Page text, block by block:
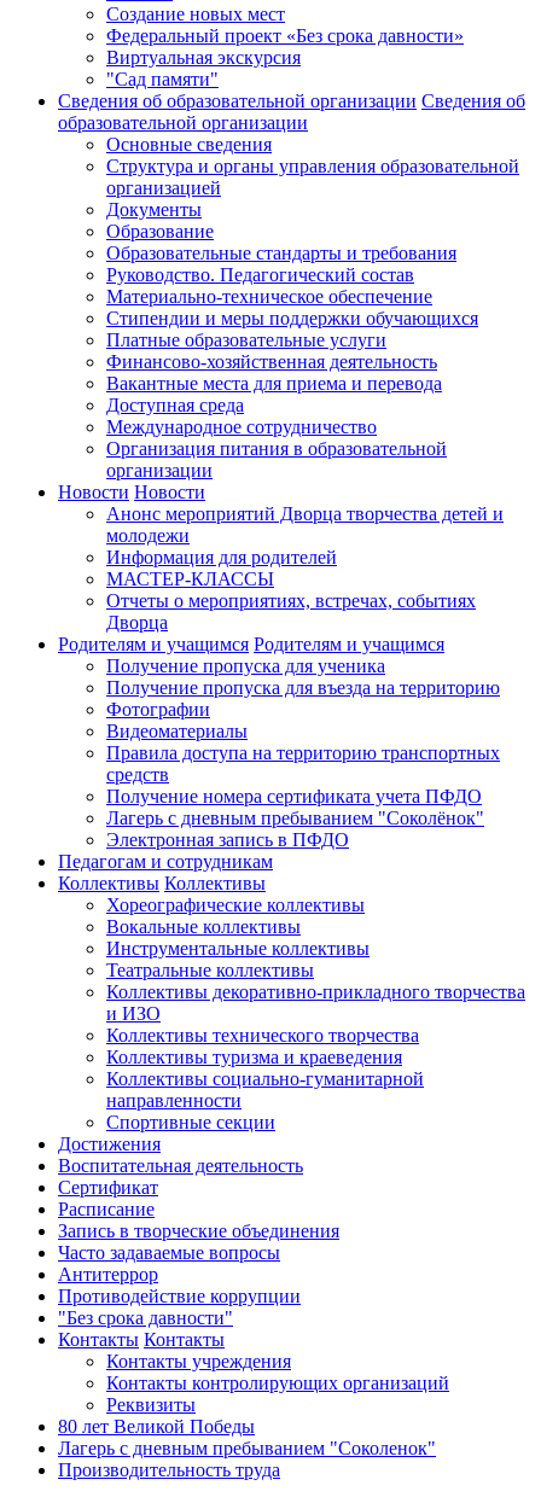
Создание новых мест
Федеральный проект «Без срока давности»
Виртуальная экскурсия
"Сад памяти"
Сведения об образовательной организации Сведения об
образовательной организации
Основные сведения
Структура и органы управления образовательной
организацией
Документы
Образование
Образовательные стандарты и требования
Руководство. Педагогический состав
Материально-техническое обеспечение
Стипендии и меры поддержки обучающихся
Платные образовательные услуги
Финансово-хозяйственная деятельность
Вакантные места для приема и перевода
Доступная среда
Международное сотрудничество
Организация питания в образовательной
организации
Новости Новости
Анонс мероприятий Дворца творчества детей и
молодежи
Информация для родителей
МАСТЕР-КЛАССЫ
Отчеты о мероприятиях, встречах, событиях
Дворца
Родителям и учащимся Родителям и учащимся
Получение пропуска для ученика
Получение пропуска для въезда на территорию
Фотографии
Видеоматериалы
Правила доступа на территорию транспортных
средств
Получение номера сертификата учета ПФДО
Лагерь с дневным пребыванием "Соколёнок"
Электронная запись в ПФДО
Педагогам и сотрудникам
Коллективы Коллективы
Хореографические коллективы
Вокальные коллективы
Инструментальные коллективы
Театральные коллективы
Коллективы декоративно-прикладного творчества
и ИЗО
Коллективы технического творчества
Коллективы туризма и краеведения
Коллективы социально-гуманитарной
направленности
Спортивные секции
Достижения
Воспитательная деятельность
Cертификат
Расписание
Запись в творческие объединения
Часто задаваемые вопросы
Антитеррор
Противодействие коррупции
"Без срока давности"
Контакты Контакты
Контакты учреждения
Контакты контролирующих организаций
Реквизиты
80 лет Великой Победы
Лагерь с дневным пребыванием "Соколенок"
Производительность труда